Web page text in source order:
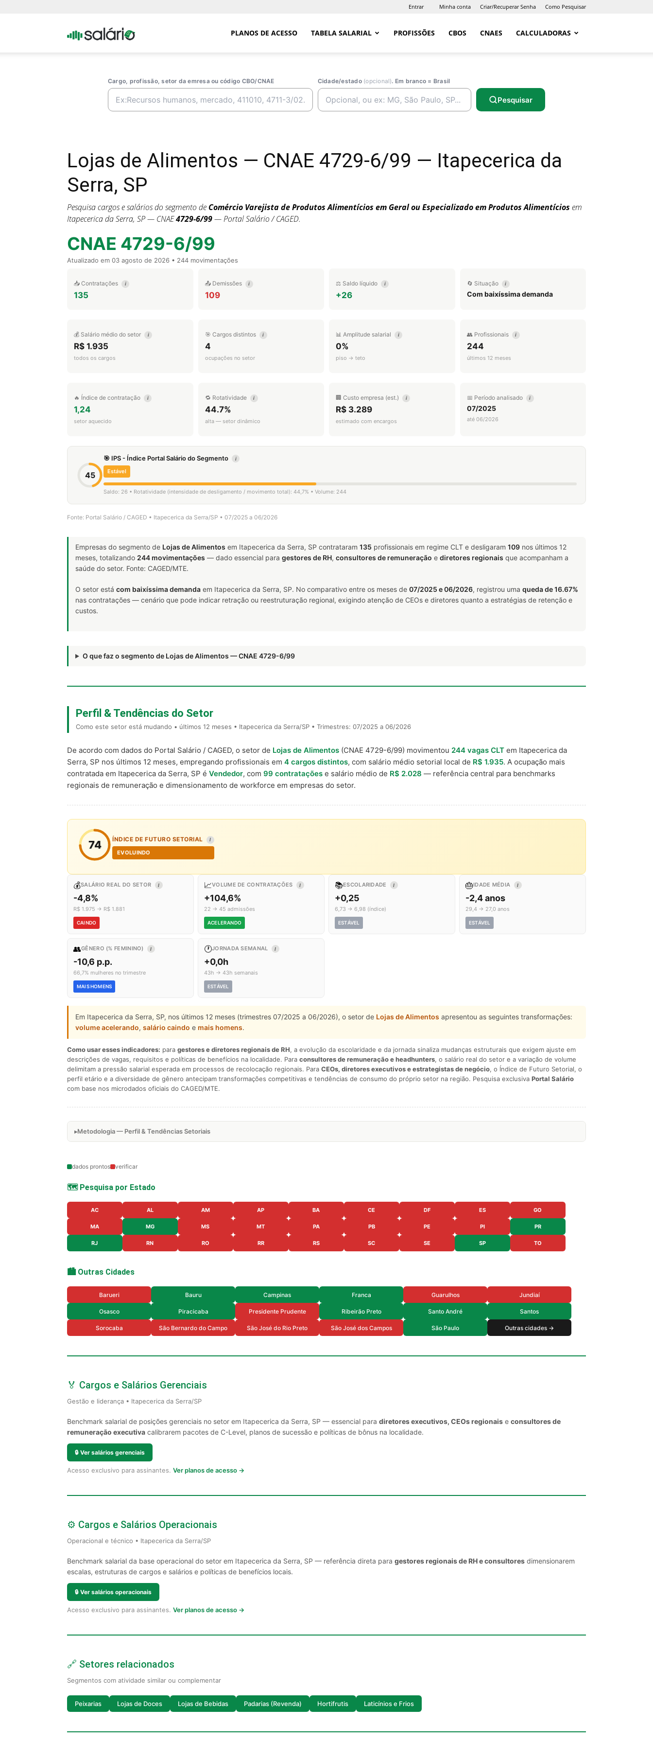
Entrar Minha conta Criar/Recuperar Senha Como Pesquisar
Portal PLANOS DE ACESSO TABELA SALARIAL PROFISSÕES CBOS CNAES CALCULADORAS
Cargo, profissão, setor da emresa ou código CBO/CNAE Cidade/estado (opcional). Em branco = Brasil
Pesquisar
Lojas de Alimentos — CNAE 4729-6/99 — Itapecerica da
Serra, SP
Pesquisa cargos e salários do segmento de Comércio Varejista de Produtos Alimentícios em Geral ou Especializado em Produtos Alimentícios em
Itapecerica da Serra, SP — CNAE4729-6/99— Portal Salário / CAGED.
CNAE 4729-6/99
Atualizado em 03 agosto de 2026 • 244 movimentações
📥 Contratações i
135
📤 Demissões i
109
⚖️ Saldo líquido i
+26
🔄 Situação i
Com baixíssima demanda
💰 Salário médio do setor i
R$ 1.935
todos os cargos
🎯 Cargos distintos i
4
ocupações no setor
📊 Amplitude salarial i
0%
piso → teto
👥 Profissionais i
244
últimos 12 meses
🔥 Índice de contratação i
1,24
setor aquecido
🔁 Rotatividade i
44.7%
alta — setor dinâmico
🏢 Custo empresa (est.) i
R$ 3.289
estimado com encargos
📅 Período analisado i
07/2025
até 06/2026
45
🎯 IPS - Índice Portal Salário do Segmento i
Estável
Saldo: 26 • Rotatividade (intensidade de desligamento / movimento total): 44,7% • Volume: 244
Fonte: Portal Salário / CAGED • Itapecerica da Serra/SP • 07/2025 a 06/2026
Empresas do segmento de Lojas de Alimentos em Itapecerica da Serra, SP contrataram 135 profissionais em regime CLT e desligaram 109 nos últimos 12
meses, totalizando 244 movimentações — dado essencial para gestores de RH, consultores de remuneração e diretores regionais que acompanham a
saúde do setor. Fonte: CAGED/MTE.
O setor está com baixíssima demanda em Itapecerica da Serra, SP. No comparativo entre os meses de 07/2025 e 06/2026, registrou uma queda de 16.67%
nas contratações — cenário que pode indicar retração ou reestruturação regional, exigindo atenção de CEOs e diretores quanto a estratégias de retenção e
custos.
O que faz o segmento de Lojas de Alimentos — CNAE 4729-6/99
Perfil & Tendências do Setor
Como este setor está mudando • últimos 12 meses • Itapecerica da Serra/SP • Trimestres: 07/2025 a 06/2026
De acordo com dados do Portal Salário / CAGED, o setor de Lojas de Alimentos (CNAE 4729-6/99) movimentou 244 vagas CLT em Itapecerica da
Serra, SP nos últimos 12 meses, empregando profissionais em 4 cargos distintos, com salário médio setorial local de R$ 1.935. A ocupação mais
contratada em Itapecerica da Serra, SP é Vendedor, com 99 contratações e salário médio de R$ 2.028 — referência central para benchmarks
regionais de remuneração e dimensionamento de workforce em empresas do setor.
74 ÍNDICE DE FUTURO SETORIAL I
EVOLUINDO
💰SALÁRIO REAL DO SETOR I
-4,8%
R$ 1.975 → R$ 1.881
CAINDO
📈VOLUME DE CONTRATAÇÕES I
+104,6%
22 → 45 admissões
ACELERANDO
📚ESCOLARIDADE I
+0,25
6,73 → 6,98 (índice)
ESTÁVEL
🎂IDADE MÉDIA I
-2,4 anos
29,4 → 27,0 anos
ESTÁVEL
👥GÊNERO (% FEMININO) I
-10,6 p.p.
66,7% mulheres no trimestre
MAIS HOMENS
🕐JORNADA SEMANAL I
+0,0h
43h → 43h semanais
ESTÁVEL
Em Itapecerica da Serra, SP, nos últimos 12 meses (trimestres 07/2025 a 06/2026), o setor de Lojas de Alimentos apresentou as seguintes transformações:
volume acelerando, salário caindo e mais homens.
Como usar esses indicadores: para gestores e diretores regionais de RH, a evolução da escolaridade e da jornada sinaliza mudanças estruturais que exigem ajuste em
descrições de vagas, requisitos e políticas de benefícios na localidade. Para consultores de remuneração e headhunters, o salário real do setor e a variação de volume
delimitam a pressão salarial esperada em processos de recolocação regionais. Para CEOs, diretores executivos e estrategistas de negócio, o Índice de Futuro Setorial, o
perfil etário e a diversidade de gênero antecipam transformações competitivas e tendências de consumo do próprio setor na região. Pesquisa exclusiva Portal Salário
com base nos microdados oficiais do CAGED/MTE.
Metodologia — Perfil & Tendências Setoriais
dados prontos verificar
🗺️ Pesquisa por Estado
AC AL AM AP BA CE DF ES GO
MA MG MS MT PA PB PE PI PR
RJ RN RO RR RS SC SE SP TO
🏙️ Outras Cidades
Barueri Bauru Campinas Franca Guarulhos Jundiaí
Osasco Piracicaba Presidente Prudente Ribeirão Preto Santo André Santos
Sorocaba São Bernardo do Campo São José do Rio Preto São José dos Campos São Paulo Outras cidades →
🏅 Cargos e Salários Gerenciais
Gestão e liderança • Itapecerica da Serra/SP
Benchmark salarial de posições gerenciais no setor em Itapecerica da Serra, SP — essencial para diretores executivos, CEOs regionais e consultores de
remuneração executiva calibrarem pacotes de C-Level, planos de sucessão e políticas de bônus na localidade.
🔒 Ver salários gerenciais
Acesso exclusivo para assinantes. Ver planos de acesso →
⚙️ Cargos e Salários Operacionais
Operacional e técnico • Itapecerica da Serra/SP
Benchmark salarial da base operacional do setor em Itapecerica da Serra, SP — referência direta para gestores regionais de RH e consultores dimensionarem
escalas, estruturas de cargos e salários e políticas de benefícios locais.
🔒 Ver salários operacionais
Acesso exclusivo para assinantes. Ver planos de acesso →
🔗 Setores relacionados
Segmentos com atividade similar ou complementar
Peixarias Lojas de Doces Lojas de Bebidas Padarias (Revenda) Hortifrutis Laticínios e Frios